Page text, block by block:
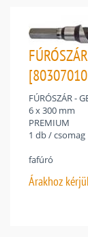
FÚRÓSZÁR -
6 x 300 mm
PREMIUM
1 db / csomag
fafúró
Árakhoz